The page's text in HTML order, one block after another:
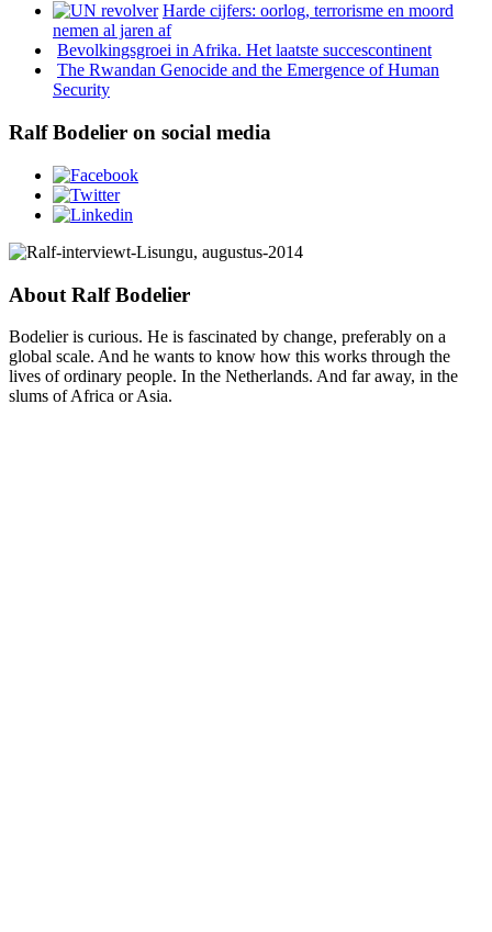
Harde cijfers: oorlog, terrorisme en moord
nemen al jaren af
Bevolkingsgroei in Afrika. Het laatste succescontinent
The Rwandan Genocide and the Emergence of Human
Security
Ralf Bodelier on social media
About Ralf Bodelier
Bodelier is curious. He is fascinated by change, preferably on a
global scale. And he wants to know how this works through the
lives of ordinary people. In the Netherlands. And far away, in the
slums of Africa or Asia.